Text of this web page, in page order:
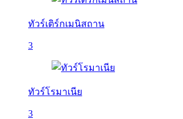
ทัวร์เติร์กเมนิสถาน
3
ทัวร์โรมาเนีย
3